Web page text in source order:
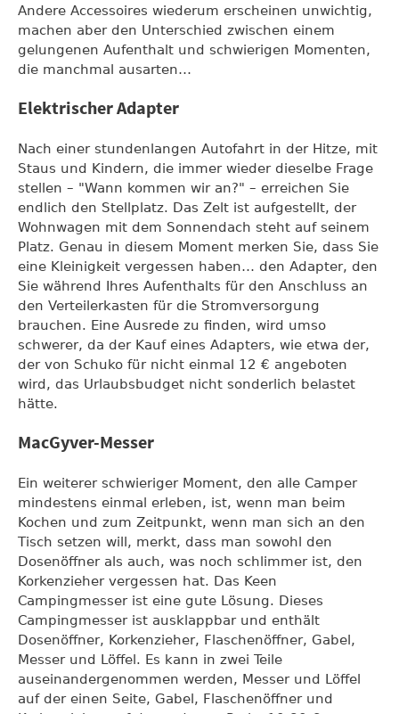
Andere Accessoires wiederum erscheinen unwichtig,
machen aber den Unterschied zwischen einem
gelungenen Aufenthalt und schwierigen Momenten,
die manchmal ausarten…
Elektrischer Adapter
Nach einer stundenlangen Autofahrt in der Hitze, mit
Staus und Kindern, die immer wieder dieselbe Frage
stellen – "Wann kommen wir an?" – erreichen Sie
endlich den Stellplatz. Das Zelt ist aufgestellt, der
Wohnwagen mit dem Sonnendach steht auf seinem
Platz. Genau in diesem Moment merken Sie, dass Sie
eine Kleinigkeit vergessen haben… den Adapter, den
Sie während Ihres Aufenthalts für den Anschluss an
den Verteilerkasten für die Stromversorgung
brauchen. Eine Ausrede zu finden, wird umso
schwerer, da der Kauf eines Adapters, wie etwa der,
der von Schuko für nicht einmal 12 € angeboten
wird, das Urlaubsbudget nicht sonderlich belastet
hätte.
MacGyver-Messer
Ein weiterer schwieriger Moment, den alle Camper
mindestens einmal erleben, ist, wenn man beim
Kochen und zum Zeitpunkt, wenn man sich an den
Tisch setzen will, merkt, dass man sowohl den
Dosenöffner als auch, was noch schlimmer ist, den
Korkenzieher vergessen hat. Das Keen
Campingmesser ist eine gute Lösung. Dieses
Campingmesser ist ausklappbar und enthält
Dosenöffner, Korkenzieher, Flaschenöffner, Gabel,
Messer und Löffel. Es kann in zwei Teile
auseinandergenommen werden, Messer und Löffel
auf der einen Seite, Gabel, Flaschenöffner und